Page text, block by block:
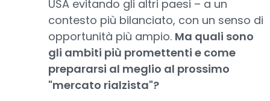
USA evitando gli altri paesi – a un
contesto più bilanciato, con un senso di
opportunità più ampio. Ma quali sono
gli ambiti più promettenti e come
prepararsi al meglio al prossimo
"mercato rialzista"?